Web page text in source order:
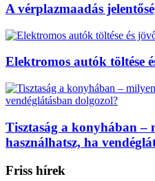
A vérplazmaadás
Elektromos autók töltése
Tisztaság a konyhában –
használhatsz, ha
Friss hírek